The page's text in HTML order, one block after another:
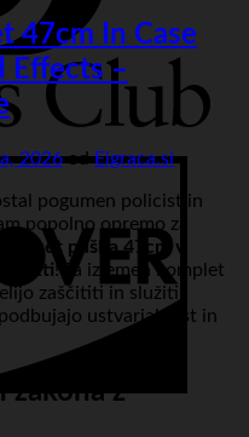
47cm In Case
Effects –
2026 odEigraca.si
pogumen policist in
popolno opremo za
set puška 47cm v
efekti! Ta izjemen komplet
zaščititi in služiti,
ustvarjalnost in
zakona z